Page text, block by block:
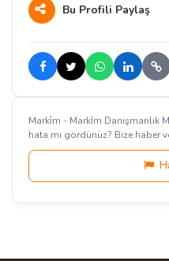
Bu Profili Paylaş
Marki̇m - Marki̇m Danışmanlık
hata mı gördünüz? Bize haber